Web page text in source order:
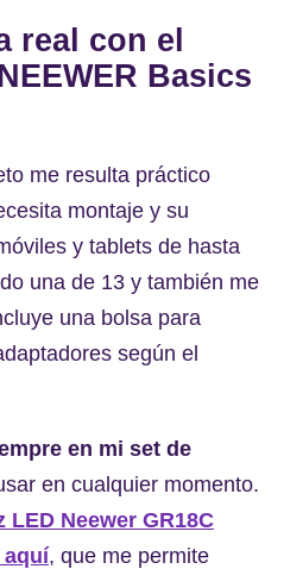
real con el
Basics
me resulta práctico
montaje y su
y tablets de hasta
una de 13 y también me
una bolsa para
según el
en mi set de
en cualquier momento.
LED Neewer GR18C
aquí, que me permite